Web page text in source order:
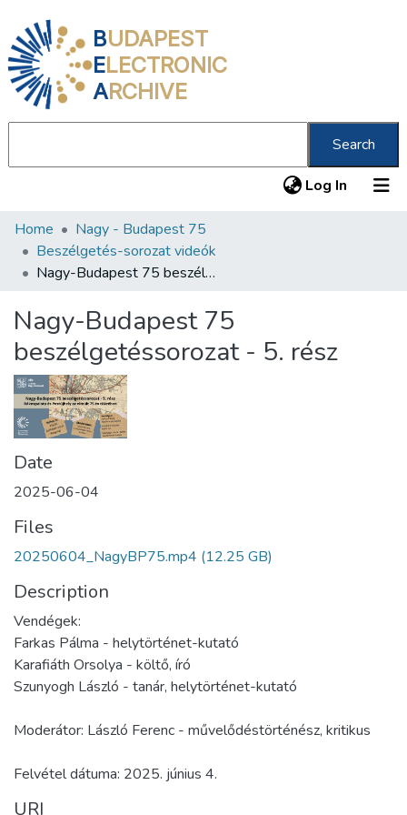
BUDAPEST
ELECTRONIC
ARCHIVE
Search
Log In (current)
Communities & Collections
All of DSpace
About us
Home
Nagy - Budapest 75
Beszélgetés-sorozat videók
Nagy-Budapest 75 beszélgetéssorozat - 5. rész
Nagy-Budapest 75
beszélgetéssorozat - 5. rész
Date
2025-06-04
Files
20250604_NagyBP75.mp4 (12.25 GB)
Description
Vendégek:
Farkas Pálma - helytörténet-kutató
Karafiáth Orsolya - költő, író
Szunyogh László - tanár, helytörténet-kutató
Moderátor: László Ferenc - művelődéstörténész, kritikus
Felvétel dátuma: 2025. június 4.
URI